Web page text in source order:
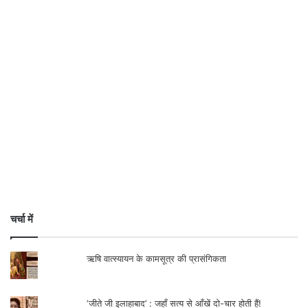
इन बातों को पढ़कर स्वाभाविक था कि हमारे बहुत बड़े
वैज्ञानिक आचार्य जगदीश चन्द्र बसु की याद आए
चर्चा में
ऋषि वात्स्यायन के कामसूत्र की प्रासंगिकता
‘जीते जी इलाहाबाद’ : जहाँ सत्य से आँखें दो-चार होती हैं!